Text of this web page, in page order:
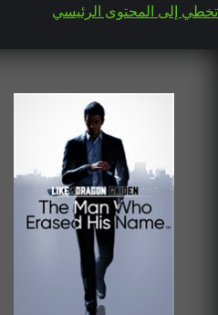
تخطي إلى المحتوى الرئيسي